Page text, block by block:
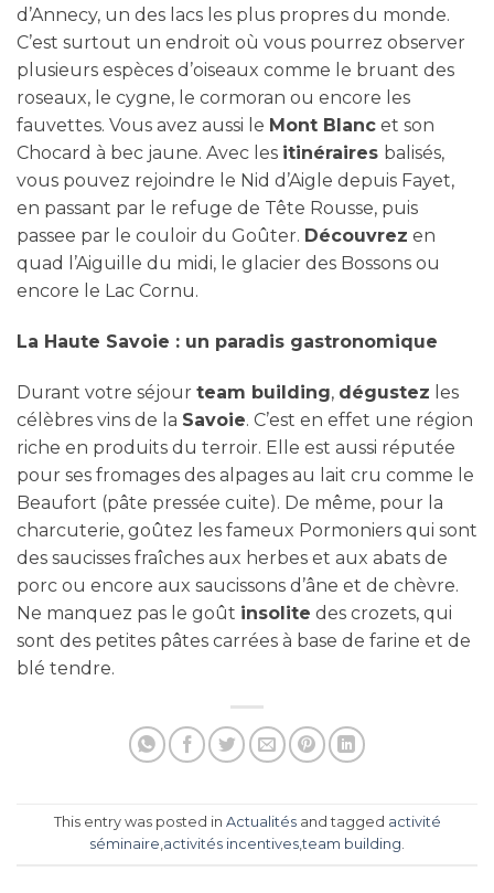
d’Annecy, un des lacs les plus propres du monde.
C’est surtout un endroit où vous pourrez observer
plusieurs espèces d’oiseaux comme le bruant des
roseaux, le cygne, le cormoran ou encore les
fauvettes. Vous avez aussi le Mont Blanc et son
Chocard à bec jaune. Avec les itinéraires balisés,
vous pouvez rejoindre le Nid d’Aigle depuis Fayet,
en passant par le refuge de Tête Rousse, puis
passee par le couloir du Goûter. Découvrez en
quad l’Aiguille du midi, le glacier des Bossons ou
encore le Lac Cornu.
La Haute Savoie : un paradis gastronomique
Durant votre séjour team building, dégustez les
célèbres vins de la Savoie. C’est en effet une région
riche en produits du terroir. Elle est aussi réputée
pour ses fromages des alpages au lait cru comme le
Beaufort (pâte pressée cuite). De même, pour la
charcuterie, goûtez les fameux Pormoniers qui sont
des saucisses fraîches aux herbes et aux abats de
porc ou encore aux saucissons d’âne et de chèvre.
Ne manquez pas le goût insolite des crozets, qui
sont des petites pâtes carrées à base de farine et de
blé tendre.
This entry was posted in Actualitésand tagged activité
séminaire,activités incentives,team building.